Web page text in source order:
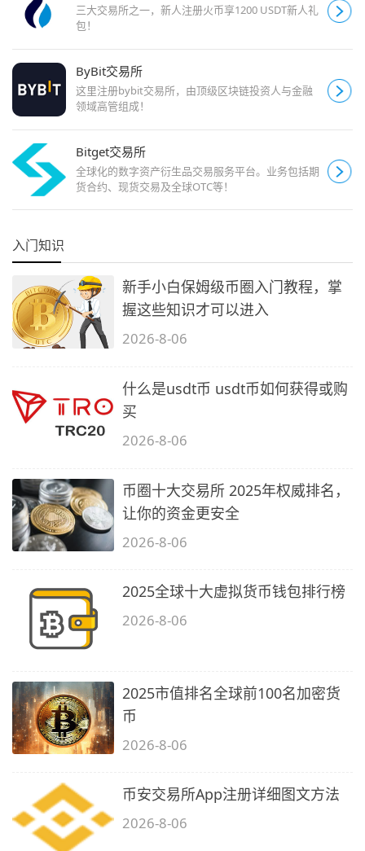
三大交易所之一，新人注册火币享1200 USDT新人礼
包！
ByBit交易所
这里注册bybit交易所，由顶级区块链投资人与金融
领域高管组成！
Bitget交易所
全球化的数字资产衍生品交易服务平台。业务包括期
货合约、现货交易及全球OTC等！
入门知识
新手小白保姆级币圈入门教程，掌
握这些知识才可以进入
2026-8-06
什么是usdt币 usdt币如何获得或购
买
2026-8-06
币圈十大交易所 2025年权威排名，
让你的资金更安全
2026-8-06
2025全球十大虚拟货币钱包排行榜
2026-8-06
2025市值排名全球前100名加密货
币
2026-8-06
币安交易所App注册详细图文方法
2026-8-06